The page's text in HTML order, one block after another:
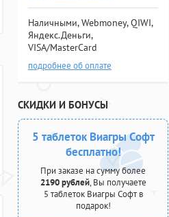
Наличными, Webmoney, QIWI,
Яндекс.Деньги,
VISA/MasterCard
подробнее об оплате
СКИДКИ И БОНУСЫ
5 таблеток Виагры Софт
бесплатно!
При заказе на сумму более
2190 рублей, Вы получаете
5 таблеток Виагры Софт в
подарок!